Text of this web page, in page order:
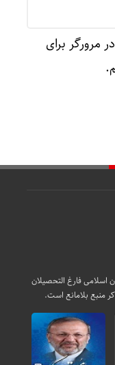
مرورگر برای
اسلامی فارغ التحصیلان
منبع بلامانع است.